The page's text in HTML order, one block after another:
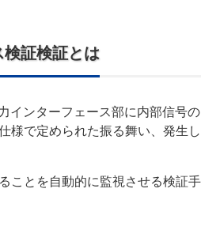
検証検証とは
インターフェース部に内部信号の
様で定められた振る舞い、発生し
ことを自動的に監視させる検証手